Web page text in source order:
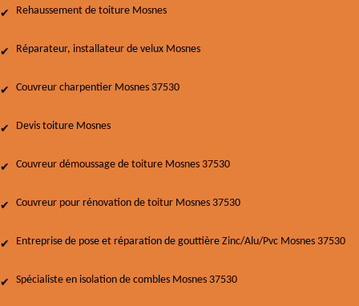
Rehaussement de toiture Mosnes
Réparateur, installateur de velux Mosnes
Couvreur charpentier Mosnes 37530
Devis toiture Mosnes
Couvreur démoussage de toiture Mosnes 37530
Couvreur pour rénovation de toitur Mosnes 37530
Entreprise de pose et réparation de gouttière Zinc/Alu/Pvc Mosnes 37530
Spécialiste en isolation de combles Mosnes 37530